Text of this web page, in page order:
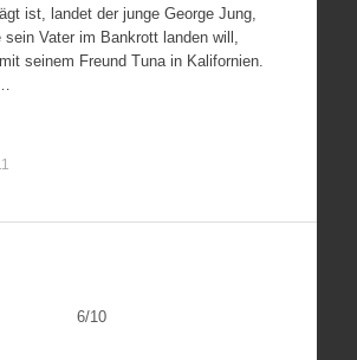
ist, landet der junge George Jung,
Vater im Bankrott landen will,
seinem Freund Tuna in Kalifornien.
6/10